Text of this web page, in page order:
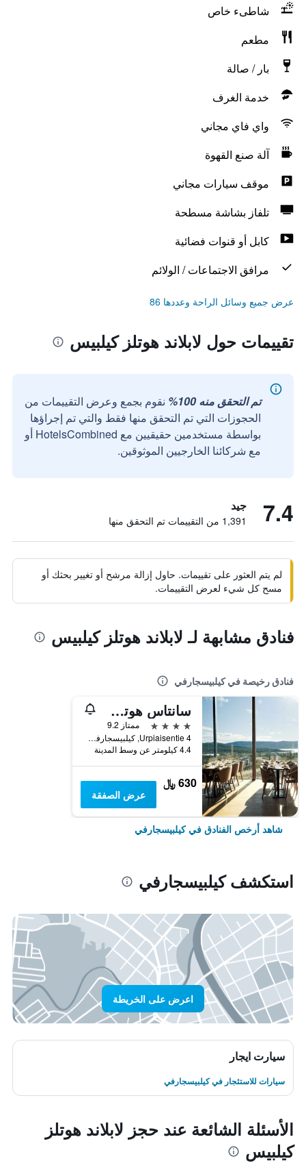
شاطىء خاص
مطعم
بار / صالة
خدمة الغرف
واي فاي مجاني
آلة صنع القهوة
موقف سيارات مجاني
تلفاز بشاشة مسطحة
كابل أو قنوات فضائية
مرافق الاجتماعات / الولائم
عرض جميع وسائل الراحة وعددها 86
تقييمات حول لابلاند هوتلز كيلبيس
تم التحقق منه 100%
نقوم بجمع وعرض التقييمات من
الحجوزات التي تم التحقق منها فقط والتي تم إجراؤها
بواسطة مستخدمين حقيقيين مع HotelsCombined أو
مع شركائنا الخارجيين الموثوقين.
7.4 جيد
1,391 من التقييمات تم التحقق منها
لم يتم العثور على تقييمات. حاول إزالة مرشح أو تغيير بحثك أو
مسح كل شيء لعرض التقييمات.
فنادق مشابهة لـ لابلاند هوتلز كيلبيس
فنادق رخيصة في كيلبيسجارفي
سانتاس هوتل راكا
4 نجوم
ممتاز 9.2
Urpiaisentie 4, كيلبيسجارفي, مقاطعة لابي, فنلندا
4.4 كيلومتر عن وسط المدينة
630 ﷼
عرض الصفقة
شاهد أرخص الفنادق في كيلبيسجارفي
استكشف كيلبيسجارفي
اعرض على الخريطة
سيارت ايجار
سيارات للاستئجار في كيلبيسجارفي
الأسئلة الشائعة عند حجز لابلاند هوتلز
كيلبيس